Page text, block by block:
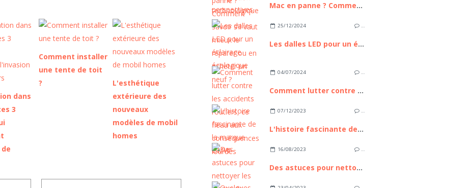
dans
3
Comment installer
une tente de toit
?
L'esthétique
extérieure des
nouveaux
modèles de mobil
homes
Mac en panne ? Comment savoir s’il vaut mieux le réparer ou en acheter un neuf ?
25/12/2024 …
Les dalles LED pour un éclairage écologique
04/07/2024 …
Comment lutter contre les accidents routiers, ce fléau aux conséquences lourdes
07/12/2023 …
L'histoire fascinante de la marque BMW
16/08/2023 …
Des astuces pour nettoyer les sièges de votre voiture